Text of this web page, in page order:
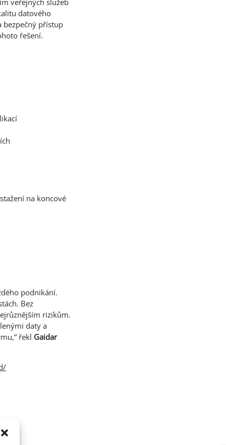
datového
přístup
řešení.
na koncové
podnikání.
Bez
rizikům.
daty a
řekl Gaidar